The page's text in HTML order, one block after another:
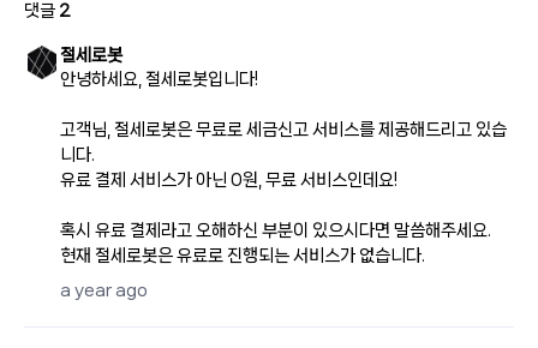
댓글 2
절세로봇
안녕하세요, 절세로봇입니다!
고객님, 절세로봇은 무료로 세금신고 서비스를 제공해드리고 있습
니다.
유료 결제 서비스가 아닌 0원, 무료 서비스인데요!
혹시 유료 결제라고 오해하신 부분이 있으시다면 말씀해주세요.
현재 절세로봇은 유료로 진행되는 서비스가 없습니다.
a year ago